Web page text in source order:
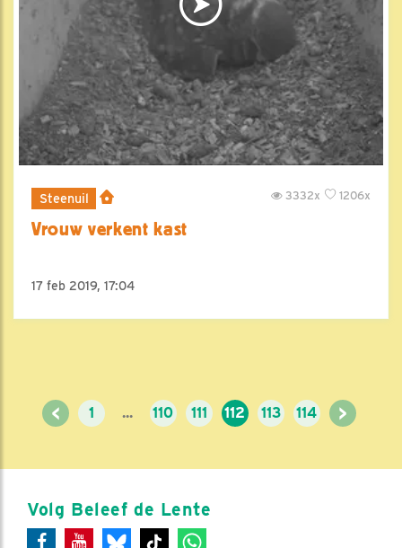
Steenuil 1206x
3332x
Vrouw verkent kast
17 feb 2019, 17:04
< 1 ... 110 111 112 113 114 >
Volg Beleef de Lente